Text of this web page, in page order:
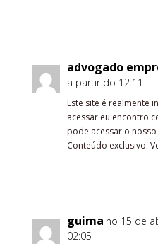
advogado
a partir do 12:11
Este site é realmente
acessar eu encontro
pode acessar o
Conteúdo exclusivo.
guima no 15 de
02:05